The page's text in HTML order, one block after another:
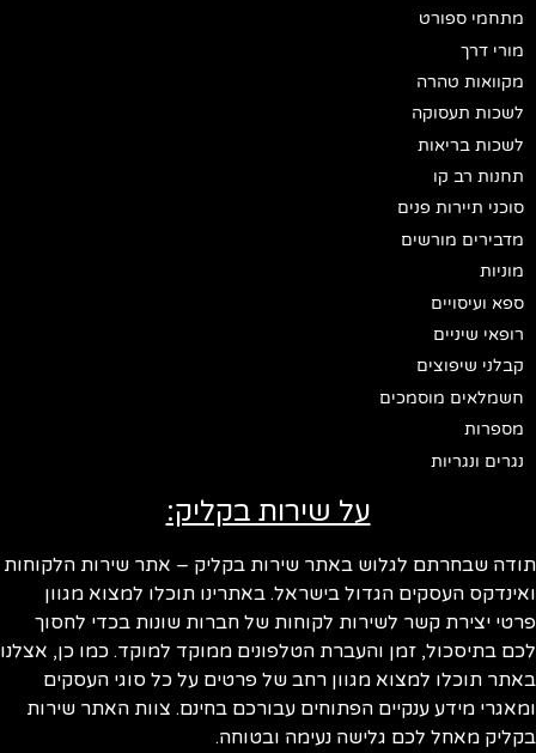
מתחמי ספורט
מורי דרך
מקוואות טהרה
לשכות תעסוקה
לשכות בריאות
תחנות רב קו
סוכני תיירות פנים
מדבירים מורשים
מוניות
ספא ועיסויים
רופאי שיניים
קבלני שיפוצים
חשמלאים מוסמכים
מספרות
נגרים ונגריות
על שירות בקליק:
תודה שבחרתם לגלוש באתר שירות בקליק – אתר שירות הלקוחות
ואינדקס העסקים הגדול בישראל. באתרינו תוכלו למצוא מגוון
פרטי יצירת קשר לשירות לקוחות של חברות שונות בכדי לחסוך
לכם בתיסכול, זמן והעברת הטלפונים ממוקד למוקד. כמו כן, אצלנו
באתר תוכלו למצוא מגוון רחב של פרטים על כל סוגי העסקים
ומאגרי מידע ענקיים הפתוחים עבורכם בחינם. צוות האתר שירות
בקליק מאחל לכם גלישה נעימה ובטוחה.